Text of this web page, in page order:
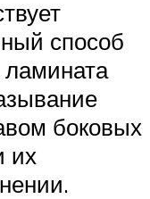
способ
ламината
боковых
их